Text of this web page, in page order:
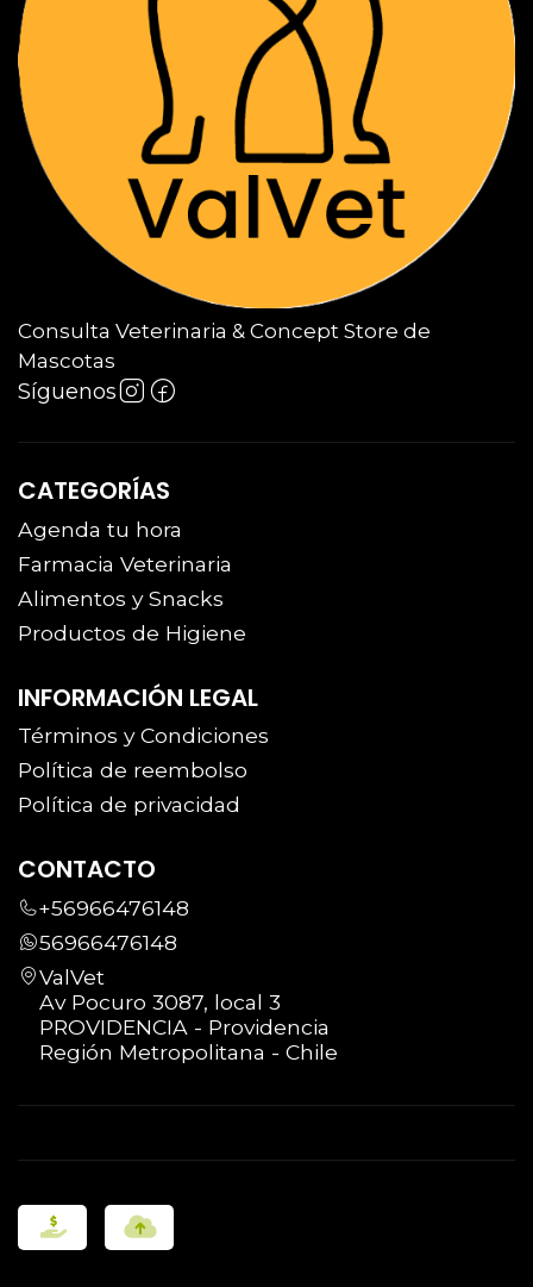
Consulta Veterinaria & Concept Store de
Mascotas
Síguenos
CATEGORÍAS
Agenda tu hora
Farmacia Veterinaria
Alimentos y Snacks
Productos de Higiene
INFORMACIÓN LEGAL
Términos y Condiciones
Política de reembolso
Política de privacidad
CONTACTO
+56966476148
56966476148
ValVet
Av Pocuro 3087, local 3
PROVIDENCIA - Providencia
Región Metropolitana - Chile